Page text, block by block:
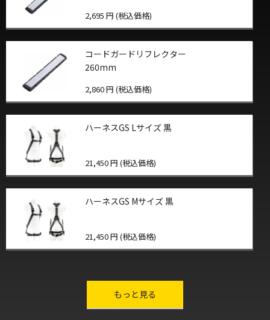
2,695 円 (税込価格)
コードガードリフレクター
260mm
2,860 円 (税込価格)
ハーネスGS Lサイズ 黒
21,450 円 (税込価格)
ハーネスGS Mサイズ 黒
21,450 円 (税込価格)
もっと見る